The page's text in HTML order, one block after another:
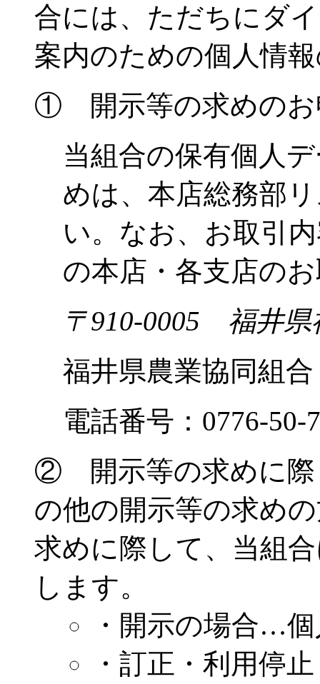
合には、ただちにダ
案内のための個人情
① 開示等の求めのお
当組合の保有個人
めは、本店総務部
い。なお、お取引
の本店・各支店の
〒910-0005 福井県
福井県農業協同組
電話番号：0776-
② 開示等の求めに際
の他の開示等の求め
求めに際して、当組
します。
・開示の場合…
・訂正・利用停